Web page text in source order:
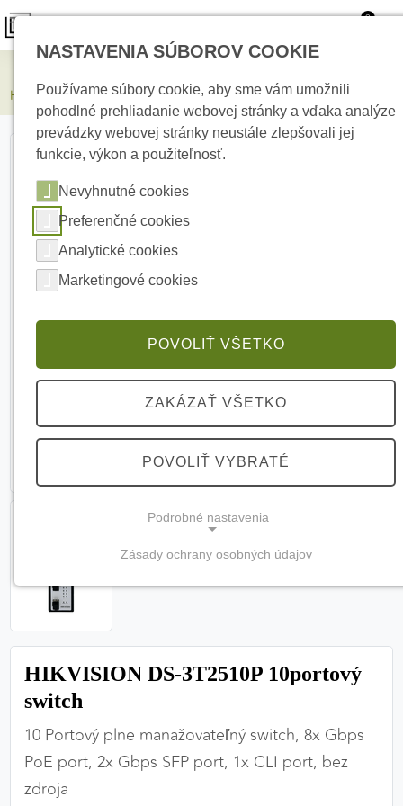
0
HIKVISION DS-3T2510P 10portový switch
HIKVISION DS-3T2510P 10portový
switch
10 Portový plne manažovateľný switch, 8x Gbps
PoE port, 2x Gbps SFP port, 1x CLI port, bez
zdroja
NASTAVENIA SÚBOROV COOKIE
Používame súbory cookie, aby sme vám umožnili
pohodlné prehliadanie webovej stránky a vďaka analýze
prevádzky webovej stránky neustále zlepšovali jej
funkcie, výkon a použiteľnosť.
Nevyhnutné cookies
Preferenčné cookies
Analytické cookies
Marketingové cookies
POVOLIŤ VŠETKO
ZAKÁZAŤ VŠETKO
POVOLIŤ VYBRATÉ
Podrobné nastavenia
(vždy aktívne, nemožno vypnúť)
Tieto cookies sú potrebné na správne fungovanie
zabezpečiť jej plnú funkčnosť.
PREFERENČNÉ COOKIES
Zásady ochrany osobných údajov